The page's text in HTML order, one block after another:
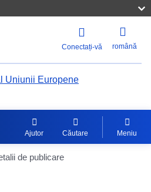
Conectați-vă română
Uniunii Europene
Ajutor Căutare Meniu
de publicare
Portlet